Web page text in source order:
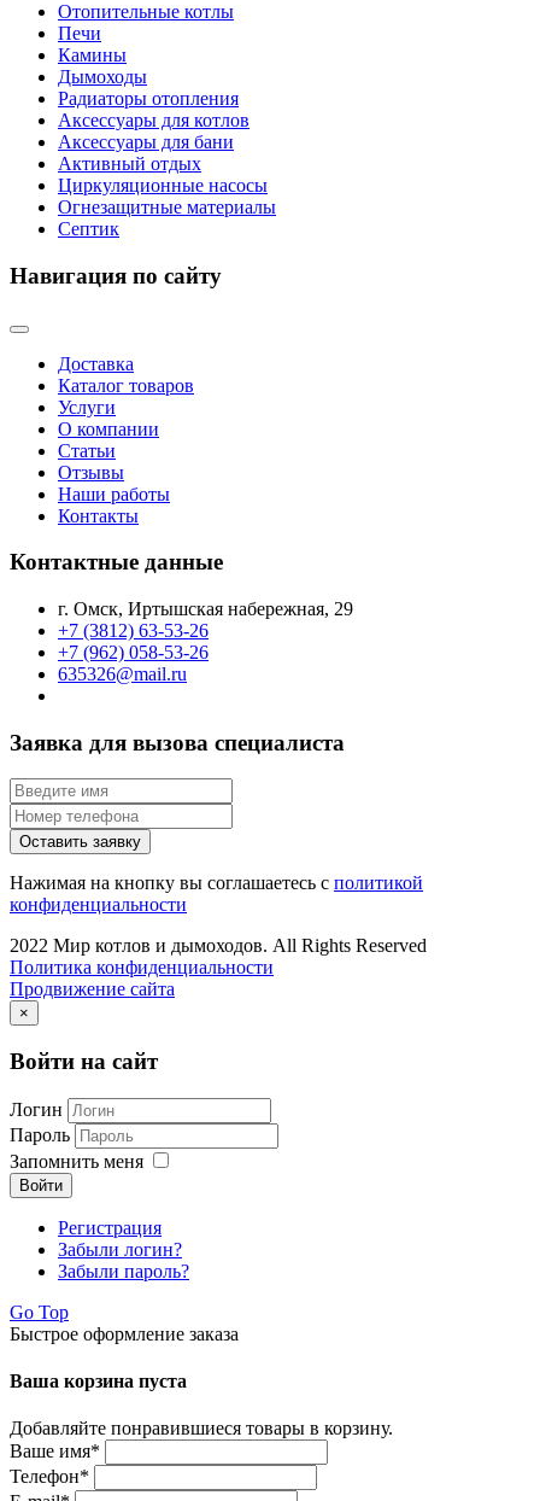
Отопительные котлы
Печи
Камины
Дымоходы
Радиаторы отопления
Аксессуары для котлов
Аксессуары для бани
Активный отдых
Циркуляционные насосы
Огнезащитные материалы
Септик
Навигация по сайту
Доставка
Каталог товаров
Услуги
О компании
Статьи
Отзывы
Наши работы
Контакты
Контактные данные
г. Омск, Иртышская набережная, 29
+7 (3812) 63-53-26
+7 (962) 058-53-26
635326@mail.ru
Заявка для вызова специалиста
Оставить заявку
Нажимая на кнопку вы соглашаетесь с политикой
конфиденциальности
2022 Мир котлов и дымоходов. All Rights Reserved
Политика конфиденциальности
Продвижение сайта
×
Войти на сайт
Логин
Пароль
Запомнить меня
Войти
Регистрация
Забыли логин?
Забыли пароль?
Go Top
Быстрое оформление заказа
Ваша корзина пуста
Добавляйте понравившиеся товары в корзину.
Ваше имя*
Телефон*